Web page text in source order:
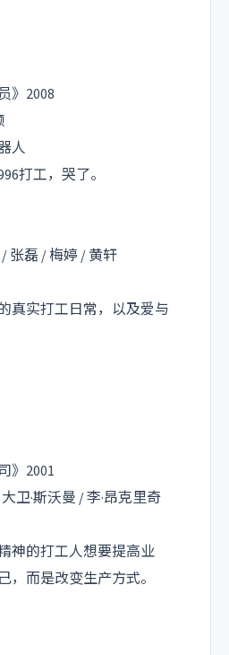
》2008
人
打工，哭了。
张磊 / 梅婷 / 黄轩
真实打工日常，以及爱与
》2001
卫·斯沃曼 / 李·昂克里奇
神的打工人想要提高业
，而是改变生产方式。